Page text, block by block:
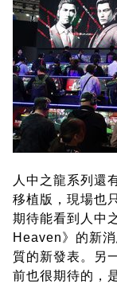
人中之龍系列還
移植版，現場也
期待能看到人中
Heaven》的新
質的新發表。另
前也很期待的，